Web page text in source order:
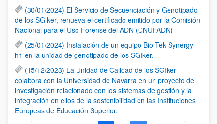
(30/01/2024) El Servicio de Secuenciación y Genotipado
de los SGIker, renueva el certificado emitido por la Comisión
Nacional para el Uso Forense del ADN (CNUFADN)
(25/01/2024) Instalación de un equipo Bio Tek Synergy
h1 en la unidad de genotipado de los SGIker.
(15/12/2023) La Unidad de Calidad de los SGIker
colabora con la Universidad de Navarra en un proyecto de
investigación relacionado con los sistemas de gestión y la
integración en ellos de la sostenibilidad en las Instituciones
Europeas de Educación Superior.